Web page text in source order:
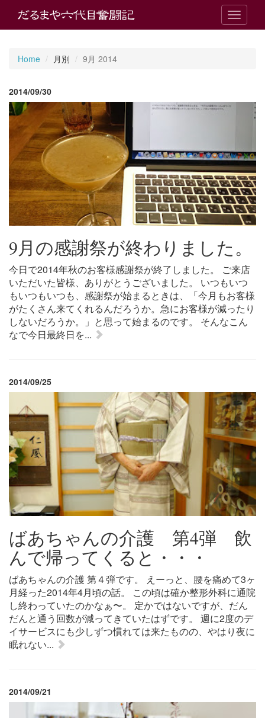
T
o
a
t
i
o
n
Home 月別 9月 2014
2014/09/30
9月の感謝祭が終わりました。
今日で2014年秋のお客様感謝祭が終了しました。 ご来店
いただいた皆様、ありがとうございました。 いつもいつ
もいつもいつも、感謝祭が始まるときは、「今月もお客様
がたくさん来てくれるんだろうか。急にお客様が減ったり
しないだろうか。」と思って始まるのです。 そんなこん
なで今日最終日を...
2014/09/25
ばあちゃんの介護 第4弾 飲
んで帰ってくると・・・
ばあちゃんの介護 第４弾です。 えーっと、腰を痛めて3ヶ
月経った2014年4月頃の話。 この頃は確か整形外科に通院
し終わっていたのかなぁ〜。 定かではないですが、だん
だんと通う回数が減ってきていたはずです。 週に2度のデ
イサービスにも少しずつ慣れては来たものの、やはり夜に
眠れない...
2014/09/21